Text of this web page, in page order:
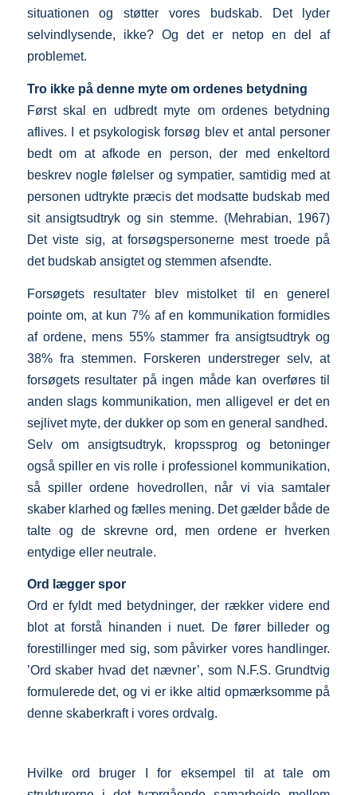
situationen og støtter vores budskab. Det lyder
selvindlysende, ikke? Og det er netop en del af
problemet.
Tro ikke på denne myte om ordenes betydning
Først skal en udbredt myte om ordenes betydning
aflives. I et psykologisk forsøg blev et antal personer
bedt om at afkode en person, der med enkeltord
beskrev nogle følelser og sympatier, samtidig med at
personen udtrykte præcis det modsatte budskab med
sit ansigtsudtryk og sin stemme. (Mehrabian, 1967)
Det viste sig, at forsøgspersonerne mest troede på
det budskab ansigtet og stemmen afsendte.
Forsøgets resultater blev mistolket til en generel
pointe om, at kun 7% af en kommunikation formidles
af ordene, mens 55% stammer fra ansigtsudtryk og
38% fra stemmen. Forskeren understreger selv, at
forsøgets resultater på ingen måde kan overføres til
anden slags kommunikation, men alligevel er det en
sejlivet myte, der dukker op som en general sandhed.
Selv om ansigtsudtryk, kropssprog og betoninger
også spiller en vis rolle i professionel kommunikation,
så spiller ordene hovedrollen, når vi via samtaler
skaber klarhed og fælles mening. Det gælder både de
talte og de skrevne ord, men ordene er hverken
entydige eller neutrale.
Ord lægger spor
Ord er fyldt med betydninger, der rækker videre end
blot at forstå hinanden i nuet. De fører billeder og
forestillinger med sig, som påvirker vores handlinger.
’Ord skaber hvad det nævner’, som N.F.S. Grundtvig
formulerede det, og vi er ikke altid opmærksomme på
denne skaberkraft i vores ordvalg.
Hvilke ord bruger I for eksempel til at tale om